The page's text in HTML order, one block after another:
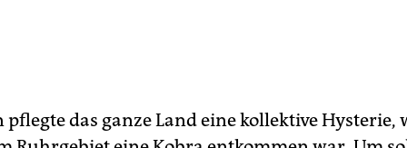
pflegte das ganze Land eine kollektive Hysterie,